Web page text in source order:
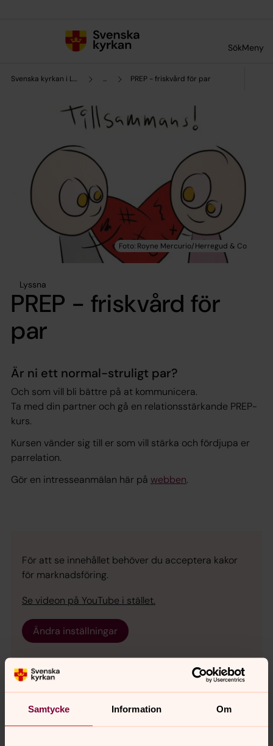
Samtycke Information Om
SökMeny
Svenska kyrkan i Lund ... PREP - friskvård för par
Lyssna
PREP - friskvård för
par
Är ni ett normal-struligt par?
Och som vill bli bättre på at kommunicera.
Ta med din partner och gå en relationsstärkande PREP-
kurs.
Kursen vänder sig till er som vill stärka och fördjupa er
parrelation.
Gör en intresseanmälan här på webben.
För att se innehållet behöver du acceptera kakor
för marknadsföring.
Se videon på YouTube i stället.
Ändra inställningar
PREP - vad är det?